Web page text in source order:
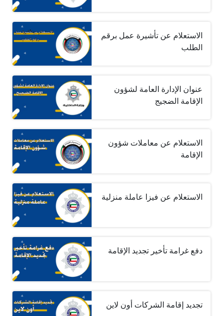
الاستعلام عن تأشيرة عمل برقم
الطلب
عنوان الإدارة العامة لشؤون
الإقامة الضجيج
الاستعلام عن معاملات شؤون
الإقامة
الاستعلام عن فيزا عاملة منزلية
دفع غرامة تأخير تجديد الإقامة
تجديد إقامة الشركات أون لاين